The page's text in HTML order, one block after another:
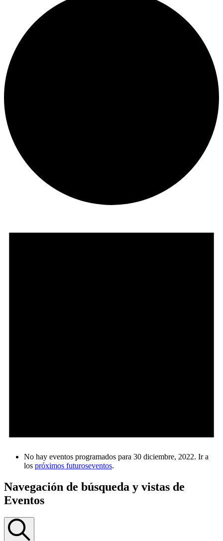
No hay eventos programados para 30 diciembre, 2022. Ir a
los próximos futuroseventos.
Navegación de búsqueda y vistas de
Eventos